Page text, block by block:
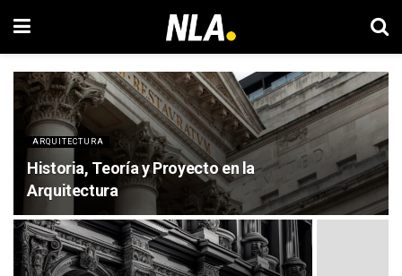
ARQUITECTURA
Historia, Teoría y Proyecto en la
Arquitectura